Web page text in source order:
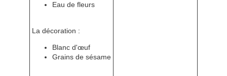
Eau de fleurs
La décoration :
Blanc d'œuf
Grains de sésame